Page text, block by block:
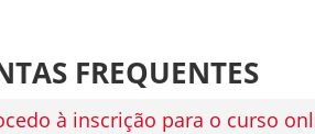
FREQUENTES
à inscrição para o curso